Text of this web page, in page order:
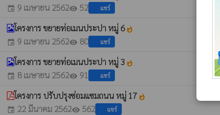
event 9 เมษายน 2562visibility 52 แชร์
โครงการ ขยายท่อเมนประปา หมู่ 6whatshot
event 9 เมษายน 2562visibility 80 แชร์
โครงการ ขยายท่อเมนประปา หมู่ 3 whatshot
event 8 เมษายน 2562visibility 91 แชร์
โครงการ ปรับปรุงซ่อมแซมถนน หมู่ 17 whatshot
event 22 มีนาคม 2562visibility 562 แชร์